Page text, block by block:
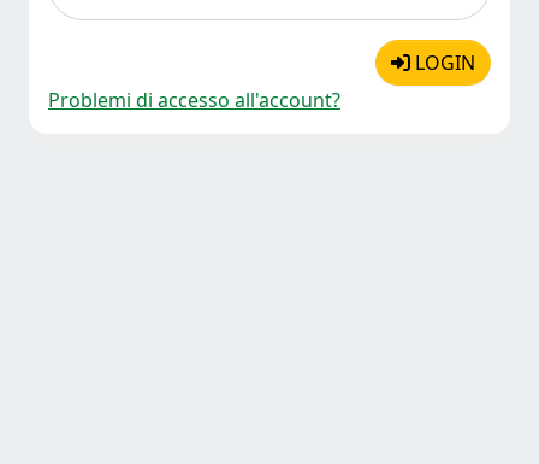
LOGIN
Problemi di accesso all'account?